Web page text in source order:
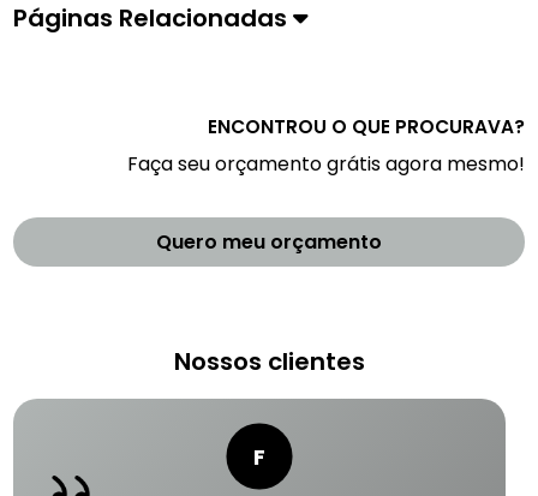
Páginas Relacionadas
ENCONTROU O QUE PROCURAVA?
Faça seu orçamento grátis agora mesmo!
Quero meu orçamento
Nossos clientes